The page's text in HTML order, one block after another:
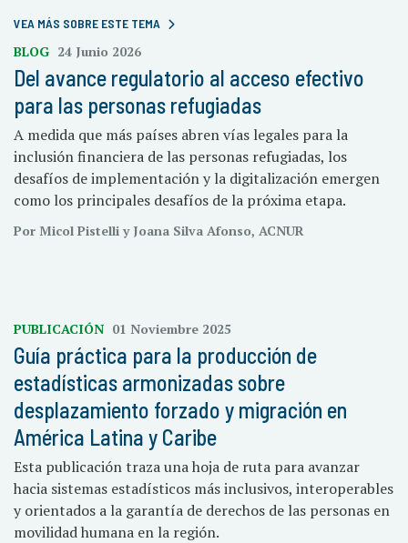
VEA MÁS SOBRE ESTE TEMA
BLOG 24 Junio 2026
Del avance regulatorio al acceso efectivo
para las personas refugiadas
A medida que más países abren vías legales para la
inclusión financiera de las personas refugiadas, los
desafíos de implementación y la digitalización emergen
como los principales desafíos de la próxima etapa.
Por Micol Pistelli y Joana Silva Afonso, ACNUR
PUBLICACIÓN 01 Noviembre 2025
Guía práctica para la producción de
estadísticas armonizadas sobre
desplazamiento forzado y migración en
América Latina y Caribe
Esta publicación traza una hoja de ruta para avanzar
hacia sistemas estadísticos más inclusivos, interoperables
y orientados a la garantía de derechos de las personas en
movilidad humana en la región.